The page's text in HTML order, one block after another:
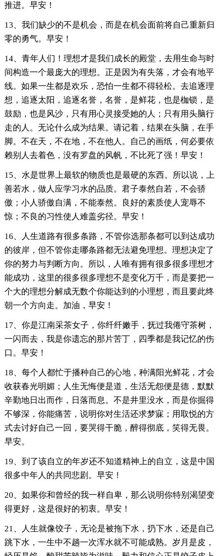
推进。早安！
13、我们缺少的不是机会，而是在机会面前将自己重新归
零的勇气。早安！
14、青年人们！理想才是我们成长的殿堂，去用生命与时
间构造一个最庞大的理想。正是因为有失落，才会有地平
线。如果一生都是欢乐，恐怕一生都不得轻松。去追逐理
想，追逐太阳，追逐名誉，名誉，是鲜花，也是枷锁，是
鼓励，也是风沙，只有用心灵接受她的人；只有用头脑行
走的人。无论什么成为结果。请记着，结果在头脑，在手
脚。不在天，不在地，不在他人。自己的画纸，何必要依
赖别人去着色，没有罗盘的风帆，不比死了强！早安！
15、水是世界上最软的物质也是最硬的东西。所以说，上
善若水，做人应学习水的品质。君子泰然自若，不会骄
傲；小人骄傲自满，不能泰然。良好的素质使人宠辱不
惊；不良的习性使人难盖劣径。早安！
16、人生道路有很多条路，不管你选那条都可以到达成功
的彼岸，但不管你走哪条路都无法避免理想。理想决定了
你的努力与判断方向。所以，人唯有拥有很多很多理想才
能成功，这里的很多很多理想不是变化万千，而是要把一
个大的理想分解成无数个你能达到的小理想，而且要此终
朝一个方向走。加油，早安！
17、你是江南采茶女子，你纤纤嫩手，抚过我倦守茶树，
一闪而去，我是你遗忘的那片苦丁，四季都是我记忆的伤
口。早安！
18、每个人都忙于播种自己的心地，种满阳光鲜花，才会
收获春光明媚；人生无悔便是道，生活无怨便是德，默默
辛勤地日出而作，日落而息。不是井里没水，而是你掘得
不够深，你能痛苦，说明你对生活还求梦寐；用取悦的方
式去讨好自己一回，要哭得干脆，醉得彻底，笑得无畏。
早安。
19、到了该自立的年岁还不知道精神上的自立，这是中国
很多中年人的共同悲剧。早安！
20、如果你和曾经的我一样自卑，那么说明你特别渴望变
得更好，这是很好的初衷。早安！
21、人生就像饺子，无论是被拖下水，扔下水，还是自己
跳下水，一生中不趟一次浑水就不可能成熟。岁月是皮，